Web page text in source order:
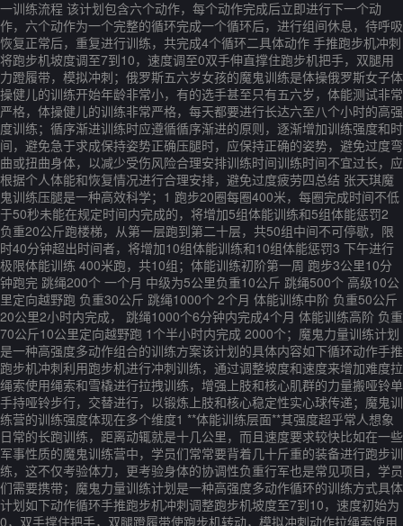
一训练流程 该计划包含六个动作，每个动作完成后立即进行下一个动
作，六个动作为一个完整的循环完成一个循环后，进行组间休息，待呼吸
恢复正常后，重复进行训练，共完成4个循环二具体动作 手推跑步机冲刺
将跑步机坡度调至7到10，速度调至0双手伸直撑住跑步机把手，双腿用
力蹬履带，模拟冲刺；俄罗斯五六岁女孩的魔鬼训练是体操俄罗斯女子体
操健儿的训练开始年龄非常小，有的选手甚至只有五六岁，体能测试非常
严格，体操健儿的训练非常严格，每天都要进行长达六至八个小时的高强
度训练；循序渐进训练时应遵循循序渐进的原则，逐渐增加训练强度和时
间，避免急于求成保持姿势正确压腿时，应保持正确的姿势，避免过度弯
曲或扭曲身体，以减少受伤风险合理安排训练时间训练时间不宜过长，应
根据个人体能和恢复情况进行合理安排，避免过度疲劳四总结 张天琪魔
鬼训练压腿是一种高效科学；1 跑步20圈每圈400米，每圈完成时间不低
于50秒未能在规定时间内完成的，将增加5组体能训练和5组体能惩罚2
负重20公斤跑楼梯，从第一层跑到第二十层，共50组中间不可停歇，限
时40分钟超出时间者，将增加10组体能训练和10组体能惩罚3 下午进行
极限体能训练 400米跑，共10组；体能训练初阶第一周 跑步3公里10分
钟跑完 跳绳200个 一个月 中级为5公里负重10公斤 跳绳500个 高级10公
里定向越野跑 负重30公斤 跳绳1000个 2个月 体能训练中阶 负重50公斤
20公里2小时内完成， 跳绳1000个6分钟内完成4个月 体能训练高阶 负重
70公斤10公里定向越野跑 1个半小时内完成 2000个；魔鬼力量训练计划
是一种高强度多动作组合的训练方案该计划的具体内容如下循环动作手推
跑步机冲刺利用跑步机进行冲刺训练，通过调整坡度和速度来增加难度拉
绳索使用绳索和雪橇进行拉拽训练，增强上肢和核心肌群的力量搬哑铃单
手持哑铃步行，交替进行，以锻炼上肢和核心稳定性实心球传递；魔鬼训
练营的训练强度体现在多个维度1 **体能训练层面**其强度超乎常人想象
日常的长跑训练，距离动辄就是十几公里，而且速度要求较快比如在一些
军事性质的魔鬼训练营中，学员们常常要背着几十斤重的装备进行跑步训
练，这不仅考验体力，更考验身体的协调性负重行军也是常见项目，学员
们需要携带；魔鬼力量训练计划是一种高强度多动作循环的训练方式具体
计划如下动作循环手推跑步机冲刺调整跑步机坡度至7到10，速度初始为
0，双手撑住把手，双腿蹬履带使跑步机转动，模拟冲刺动作拉绳索使用